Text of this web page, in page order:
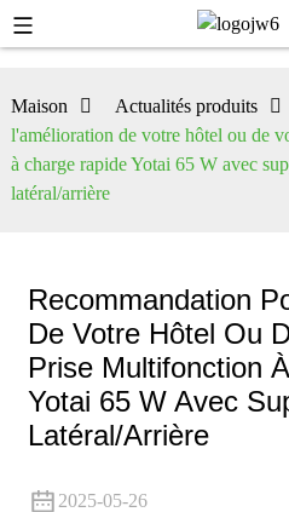
Maison Actualités produits
l'amélioration de votre hôtel ou de
à charge rapide Yotai 65 W avec
latéral/arrière
Recommandation
De Votre Hôtel Ou
Prise Multifonction
Yotai 65 W Avec
Latéral/arrière
2025-05-26